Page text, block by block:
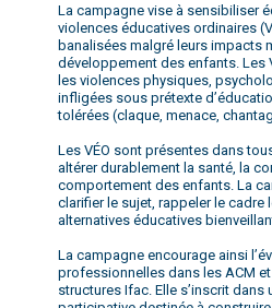
La campagne vise à sensibiliser
violences éducatives ordinaires
banalisées malgré leurs impacts
développement des enfants. Les
les violences physiques,
infligées sous prétexte
tolérées (claque, menace,
Les VÉO sont présentes dans
altérer durablement la santé, la
comportement des enfants. La
clarifier le sujet, rappeler le cadre
alternatives éducatives
La campagne encourage ainsi
professionnelles dans les ACM et
structures Ifac. Elle s’inscrit dans